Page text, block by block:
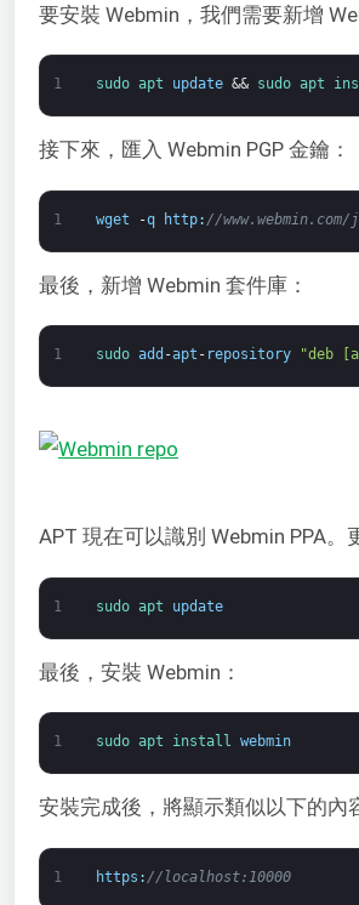
要安裝 Webmin，我們需要新增
1 sudo apt update && sudo apt
接下來，匯入 Webmin PGP 金鑰：
1 wget -q http: //
最後，新增 Webmin 套件庫：
1 sudo add -apt - repository "deb
APT 現在可以識別 Webmin PPA。
1 sudo apt update
最後，安裝 Webmin：
1 sudo apt install webmin
安裝完成後，將顯示類似以下的內
1 https : //localhost:10000